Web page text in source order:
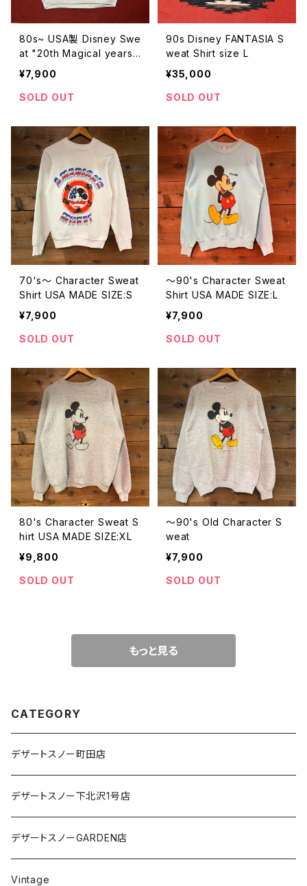
80s~ USA製 Disney Swe
at "20th Magical years"
size XL
¥7,900
SOLD OUT
90s Disney FANTASIA S
weat Shirt size L
¥35,000
SOLD OUT
70's〜 Character Sweat
Shirt USA MADE SIZE:S
¥7,900
SOLD OUT
〜90's Character Sweat
Shirt USA MADE SIZE:L
¥7,900
SOLD OUT
80's Character Sweat S
hirt USA MADE SIZE:XL
¥9,800
SOLD OUT
〜90's Old Character S
weat
¥7,900
SOLD OUT
もっと見る
CATEGORY
デザートスノー町田店
デザートスノー下北沢1号店
デザートスノーGARDEN店
Vintage